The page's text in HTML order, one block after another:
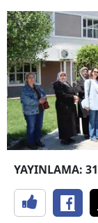
YAYINLAMA: